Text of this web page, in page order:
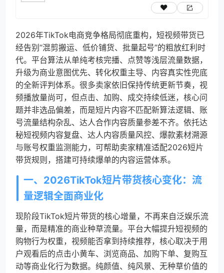
2026年TikTok电商竞争格局彻底重构，短视频带货已
经告别“混剪搬运、低价铺货、批量起号”的粗放红利时
代。平台算法从单纯考核完播、点赞等浅层流量数据，
升级为商业意图优先、转化权重主导、内容真实性兜底
的全新评判体系。很多卖家依旧保持传统更新节奏，视
频播放量尚可，但点击、加购、成交持续低迷，核心问
题并非选品偏差，而是短片内容不匹配新算法逻辑、账
号流量结构杂乱、达人合作内容质量参差不齐。依托达
秘短视频内容复盘、达人内容质量风控、爆款素材溯源
与账号权重监测能力，可帮助卖家精准适配2026短片
带货规则，搭建可持续爆单的内容运营体系。
一、2026TikTok短片带货核心变化：流
量逻辑全面商业化
现阶段TikTok短片带货的核心增量，不再来自泛娱乐流
量，而是精准的商业种草流量。平台大幅提升短视频的
购物行为权重，视频能否拿到持续推荐，核心取决于用
户观看后的点击小黄车、浏览商品、加购下单、复购互
动等商业化行为数据。纯颜值、纯风景、无种草价值的